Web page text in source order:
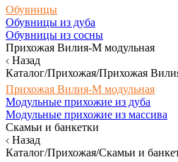
Обувницы
Обувницы из дуба
Обувницы из сосны
Прихожая Вилия-М модульная
Назад
Каталог/Прихожая/Прихожая
Прихожая Вилия-М модульная
Модульные прихожие из дуба
Модульные прихожие из массива
Скамьи и банкетки
Назад
Каталог/Прихожая/Скамьи и